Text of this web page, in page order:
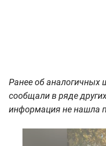
Ранее об аналогичных
сообщали в ряде
информация не нашла